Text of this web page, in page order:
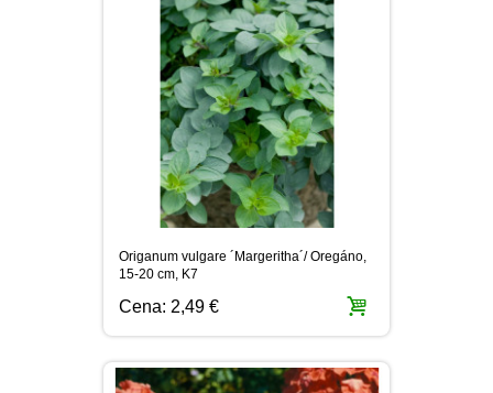
Origanum vulgare ´Margeritha´/ Oregáno,
15-20 cm, K7
Cena: 2,49 €